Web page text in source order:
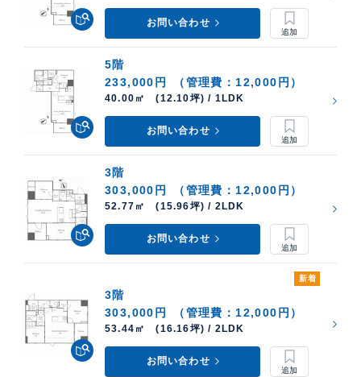
お問い合わせ
5階
233,000円
（管理費：12,000円）
40.00㎡ (12.10坪) / 1LDK
お問い合わせ
3階
303,000円
（管理費：12,000円）
52.77㎡ (15.96坪) / 2LDK
お問い合わせ
新着
3階
303,000円
（管理費：12,000円）
53.44㎡ (16.16坪) / 2LDK
お問い合わせ